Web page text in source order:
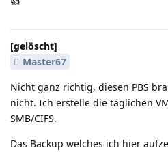
[gelöscht]
Master67
Nicht ganz richtig, diesen PBS
nicht. Ich erstelle die täglichen
SMB/CIFS.
Das Backup welches ich hier